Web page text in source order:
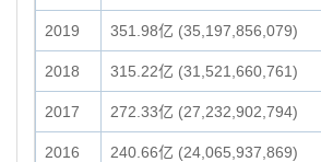
2019 351.98亿 (35,197,856,079)
2018 315.22亿 (31,521,660,761)
2017 272.33亿 (27,232,902,794)
2016 240.66亿 (24,065,937,869)